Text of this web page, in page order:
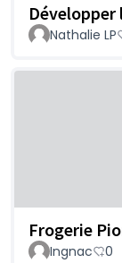
Nathalie LP
Frogerie
Ingnac 0